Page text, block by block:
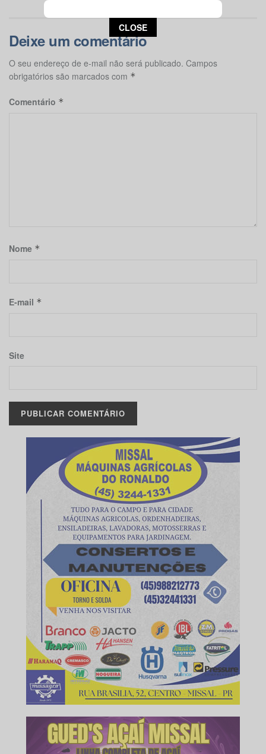
Deixe um comentário
O seu endereço de e-mail não será publicado. Campos
obrigatórios são marcados com *
Comentário *
Nome *
E-mail *
Site
This popup will close in:
CLOSE